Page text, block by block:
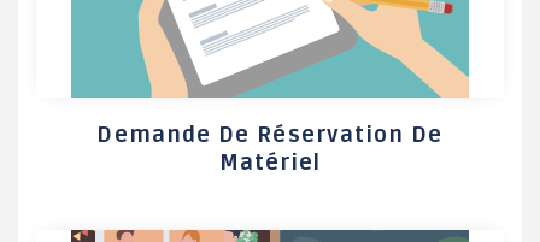
Demande De Réservation De
Matériel